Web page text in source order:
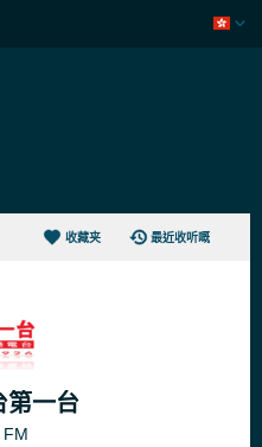
收藏夹 最近收听嘅
第一台